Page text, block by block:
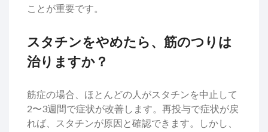
ことが重要です。
スタチンをやめたら、筋のつりは
治りますか？
筋症の場合、ほとんどの人がスタチンを中止して
2〜3週間で症状が改善します。再投与で症状が戻
れば、スタチンが原因と確認できます。しかし、